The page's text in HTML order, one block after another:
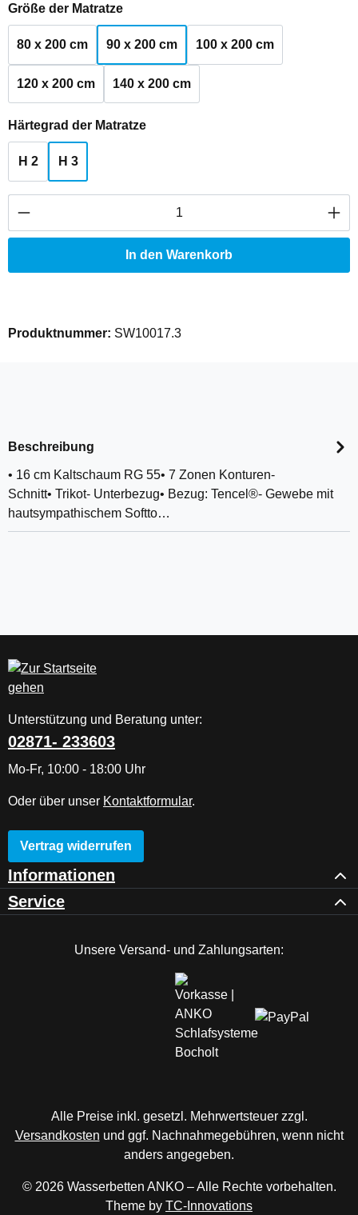
Größe der Matratzeauswählen
80 x 200 cm 90 x 200 cm 100 x 200 cm
120 x 200 cm 140 x 200 cm
Härtegrad der Matratzeauswählen
H 2 H 3
Produkt Anzahl: Gib den gewünschten
In den Warenkorb
Produktnummer: SW10017.3
Beschreibung
• 16 cm Kaltschaum RG 55• 7 Zonen Konturen-
Schnitt• Trikot- Unterbezug• Bezug: Tencel®- Gewebe mit
hautsympathischem Softto…
Unterstützung und Beratung unter:
02871- 233603
Mo-Fr, 10:00 - 18:00 Uhr
Oder über unser Kontaktformular.
Vertrag widerrufen
Informationen
Service
Unsere Versand- und Zahlungsarten:
Alle Preise inkl. gesetzl. Mehrwertsteuer zzgl.
Versandkosten und ggf. Nachnahmegebühren, wenn nicht
anders angegeben.
© 2026 Wasserbetten ANKO – Alle Rechte vorbehalten.
Theme by TC-Innovations